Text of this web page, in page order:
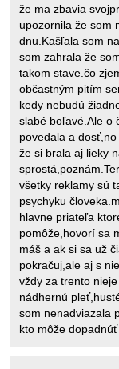
že ma zbavia
upozornila že som
dnu.Kašľala som
som zahrala že
takom stave.čo
občastným pitím
kedy nebudú
slabé boľavé.Ale o
povedala a
že si brala aj lieky
všetky reklamy sú
psychyku
hlavne priateľa
pomôže,hovorí sa
máš a ak si sa už
pokračuj,ale aj s
vždy za trento
nádhernú
som nenadviazala
kto môže